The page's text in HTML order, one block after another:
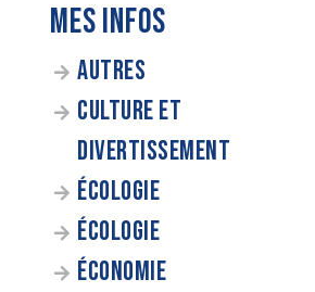
MES INFOS
AUTRES
CULTURE ET
DIVERTISSEMENT
ÉCOLOGIE
ÉCOLOGIE
ÉCONOMIE